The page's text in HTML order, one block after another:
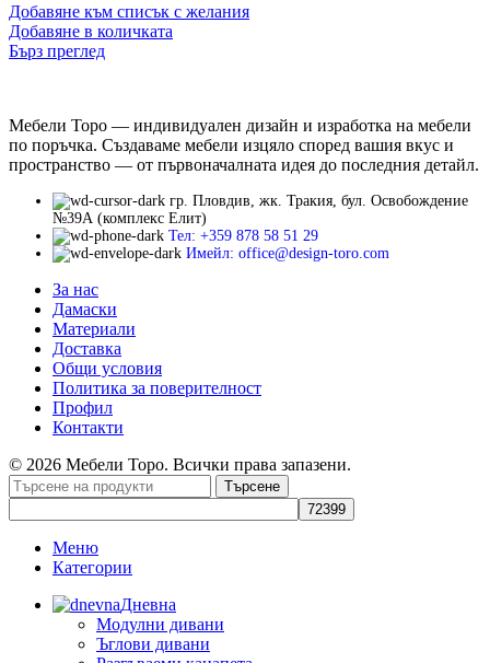
Добавяне към списък с желания
Добавяне в количката
Бърз преглед
Мебели Торо — индивидуален дизайн и изработка на мебели
по поръчка. Създаваме мебели изцяло според вашия вкус и
пространство — от първоначалната идея до последния детайл.
гр. Пловдив, жк. Тракия, бул. Освобождение
№39А (комплекс Елит)
Тел: +359 878 58 51 29
Имейл: office@design-toro.com
За нас
Дамаски
Материали
Доставка
Общи условия
Политика за поверителност
Профил
Контакти
© 2026 Мебели Торо. Всички права запазени.
Търсене
Меню
Категории
Дневна
Модулни дивани
Ъглови дивани